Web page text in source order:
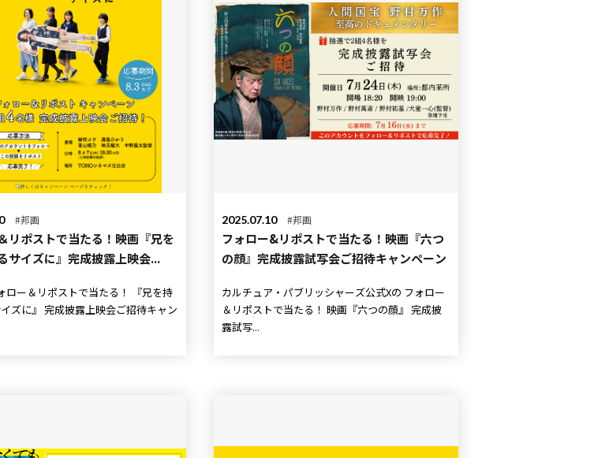
#邦画
リポストで当たる！映画『兄を
サイズに』完成披露上映会...
＆リポストで当たる！ 『兄を持
映会ご招待キャン
2025.07.10 #邦画
フォロー&リポストで当たる！映画『六つ
の顔』完成披露試写会ご招待キャンペーン
カルチュア・パブリッシャーズ公式Xの フォロー
＆リポストで当たる！ 映画『六つの顔』 完成披
露試写...